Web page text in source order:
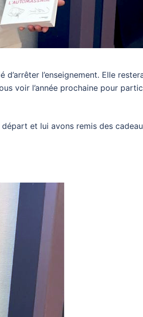
l’enseignement. Elle
voir l’année prochaine pour
et lui avons remis des